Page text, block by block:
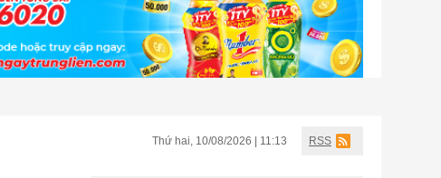
Thứ hai, 10/08/2026 | 11:13 RSS